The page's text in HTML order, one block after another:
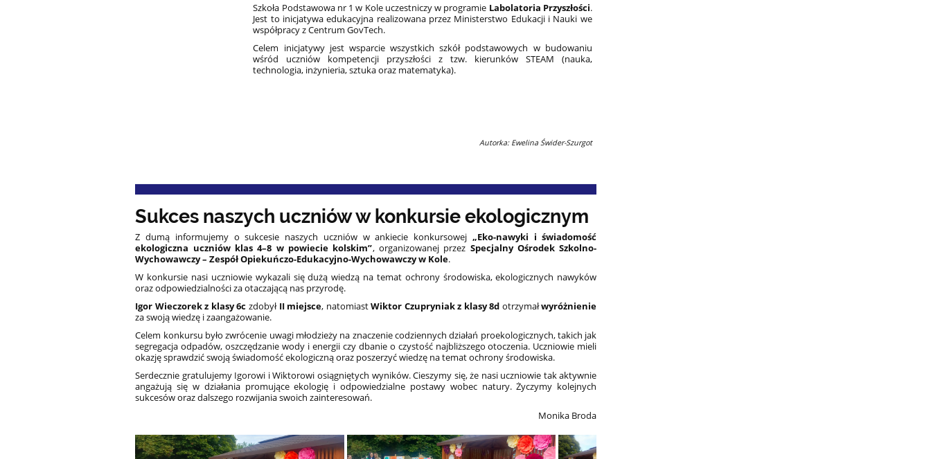
Szkoła Podstawowa nr 1 w Kole uczestniczy w programie Labolatoria Przyszłości.
Jest to inicjatywa edukacyjna realizowana przez Ministerstwo Edukacji i Nauki we
współpracy z Centrum GovTech.
Celem inicjatywy jest wsparcie wszystkich szkół podstawowych w budowaniu
wśród uczniów kompetencji przyszłości z tzw. kierunków STEAM (nauka,
technologia, inżynieria, sztuka oraz matematyka).
Autorka: Ewelina Świder-Szurgot
Sukces naszych uczniów w konkursie ekologicznym
Z dumą informujemy o sukcesie naszych uczniów w ankiecie konkursowej „Eko-nawyki i świadomość
ekologiczna uczniów klas 4–8 w powiecie kolskim”, organizowanej przez Specjalny Ośrodek Szkolno-
Wychowawczy – Zespół Opiekuńczo-Edukacyjno-Wychowawczy w Kole.
W konkursie nasi uczniowie wykazali się dużą wiedzą na temat ochrony środowiska, ekologicznych nawyków
oraz odpowiedzialności za otaczającą nas przyrodę.
Igor Wieczorek z klasy 6c zdobył II miejsce, natomiastWiktor Czupryniak z klasy 8d otrzymałwyróżnienie
za swoją wiedzę i zaangażowanie.
Celem konkursu było zwrócenie uwagi młodzieży na znaczenie codziennych działań proekologicznych, takich jak
segregacja odpadów, oszczędzanie wody i energii czy dbanie o czystość najbliższego otoczenia. Uczniowie mieli
okazję sprawdzić swoją świadomość ekologiczną oraz poszerzyć wiedzę na temat ochrony środowiska.
Serdecznie gratulujemy Igorowi i Wiktorowi osiągniętych wyników. Cieszymy się, że nasi uczniowie tak aktywnie
angażują się w działania promujące ekologię i odpowiedzialne postawy wobec natury. Życzymy kolejnych
sukcesów oraz dalszego rozwijania swoich zainteresowań.
Monika Broda